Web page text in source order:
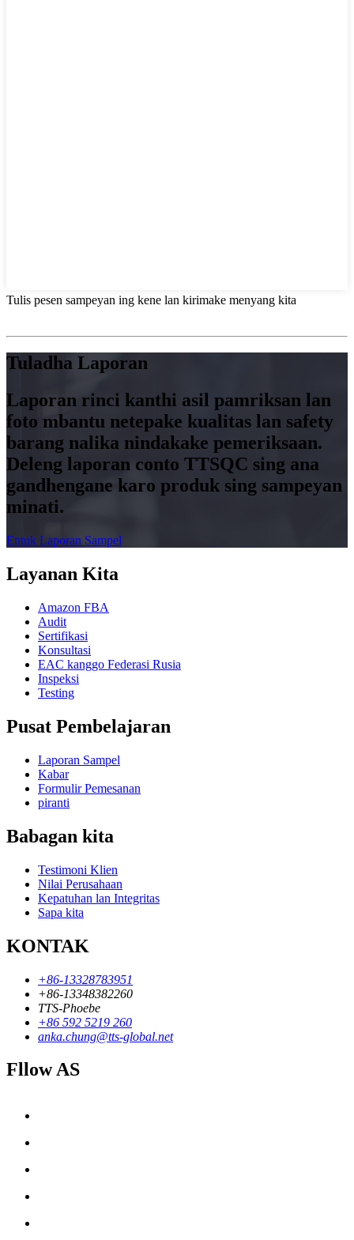
Tulis pesen sampeyan ing kene lan kirimake menyang kita
Tuladha Laporan
Laporan rinci kanthi asil pamriksan lan
foto mbantu netepake kualitas lan safety
barang nalika nindakake pemeriksaan.
Deleng laporan conto TTSQC sing ana
gandhengane karo produk sing sampeyan
minati.
Entuk Laporan Sampel
Layanan Kita
Amazon FBA
Audit
Sertifikasi
Konsultasi
EAC kanggo Federasi Rusia
Inspeksi
Testing
Pusat Pembelajaran
Laporan Sampel
Kabar
Formulir Pemesanan
piranti
Babagan kita
Testimoni Klien
Nilai Perusahaan
Kepatuhan lan Integritas
Sapa kita
KONTAK
+86-13328783951
+86-13348382260
TTS-Phoebe
+86 592 5219 260
anka.chung@tts-global.net
Fllow AS